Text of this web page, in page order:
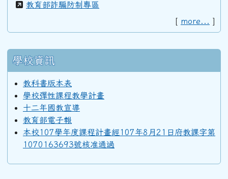
教育部詐騙防制專區
[ more... ]
學校資訊
教科書版本表
學校彈性課程教學計畫
十二年國教宣導
教育部電子報
本校107學年度課程計畫經107年8月21日府教課字第
1070163693號核准通過